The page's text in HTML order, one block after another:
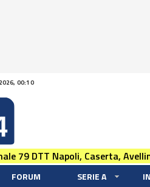
00:10
79 DTT Napoli, Caserta,
FORUM SERIE A